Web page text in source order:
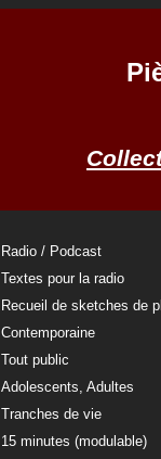
Radio / Podcast
Textes pour la radio
Recueil de sketches de
Contemporaine
Tout public
Adolescents, Adultes
Tranches de vie
15 minutes (modulable)